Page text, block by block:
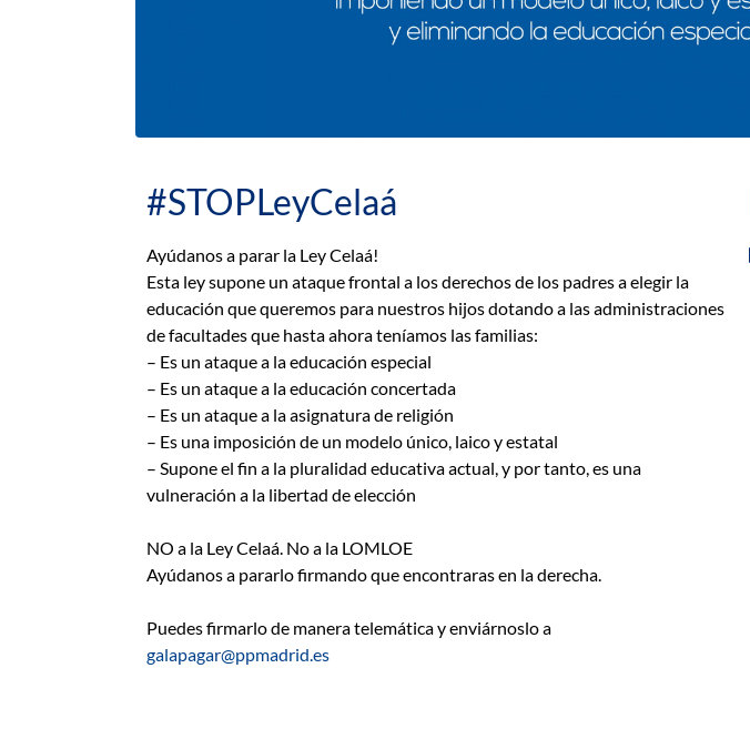
#STOPLeyCelaá
Ayúdanos a parar la Ley Celaá!
Esta ley supone un ataque frontal a los derechos de los padres a elegir la
educación que queremos para nuestros hijos dotando a las administraciones
de facultades que hasta ahora teníamos las familias:
– Es un ataque a la educación especial
– Es un ataque a la educación concertada
– Es un ataque a la asignatura de religión
– Es una imposición de un modelo único, laico y estatal
– Supone el fin a la pluralidad educativa actual, y por tanto, es una
vulneración a la libertad de elección
NO a la Ley Celaá. No a la LOMLOE
Ayúdanos a pararlo firmando que encontraras en la derecha.
Puedes firmarlo de manera telemática y enviárnoslo a
galapagar@ppmadrid.es